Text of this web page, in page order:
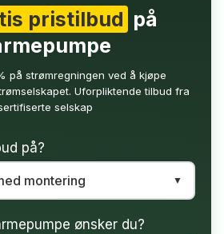
pristilbud på
på strømregningen ved å kjøpe
Uforpliktende tilbud fra
selskap
på?
ønsker du?